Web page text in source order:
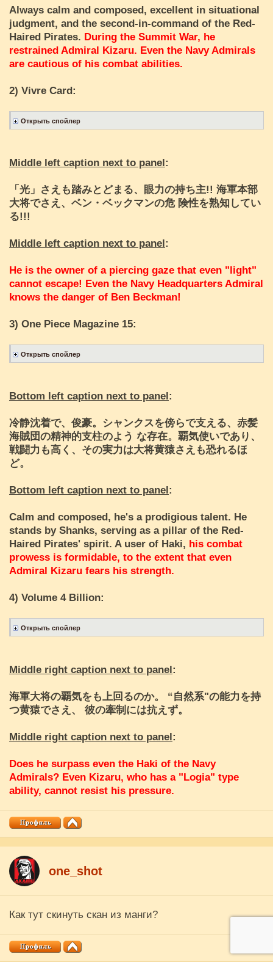
Always calm and composed, excellent in situational
judgment, and the second-in-command of the Red-
Haired Pirates. During the Summit War, he
restrained Admiral Kizaru. Even the Navy Admirals
are cautious of his combat abilities.
2) Vivre Card:
Middle left caption next to panel:
「光」さえも踏みとどまる、眼力の持ち主!! 海軍本部
大将でさえ、ベン・ベックマンの危 険性を熟知してい
る!!!
Middle left caption next to panel:
He is the owner of a piercing gaze that even "light"
cannot escape! Even the Navy Headquarters Admiral
knows the danger of Ben Beckman!
3) One Piece Magazine 15:
Bottom left caption next to panel:
冷静沈着で、俊豪。シャンクスを傍らで支える、赤髪
海賊団の精神的支柱のよう な存在。覇気使いであり、
戦闘力も高く、その実力は大将黄猿さえも恐れるほ
ど。
Bottom left caption next to panel:
Calm and composed, he's a prodigious talent. He
stands by Shanks, serving as a pillar of the Red-
Haired Pirates' spirit. A user of Haki, his combat
prowess is formidable, to the extent that even
Admiral Kizaru fears his strength.
4) Volume 4 Billion:
Middle right caption next to panel:
海軍大将の覇気をも上回るのか。 “自然系"の能力を持
つ黄猿でさえ、 彼の牽制には抗えず。
Middle right caption next to panel:
Does he surpass even the Haki of the Navy
Admirals? Even Kizaru, who has a "Logia" type
ability, cannot resist his pressure.
one_shot
Как тут скинуть скан из манги?